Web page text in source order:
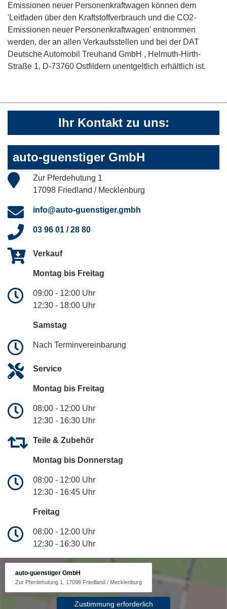
Emissionen neuer Personenkraftwagen können dem
'Leitfaden über den Kraftstoffverbrauch und die CO2-
Emissionen neuer Personenkraftwagen' entnommen
werden, der an allen Verkaufsstellen und bei der DAT
Deutsche Automobil Treuhand GmbH , Helmuth-Hirth-
Straße 1, D-73760 Ostfildern unentgeltlich erhältlich ist.
Ihr Kontakt zu uns:
auto-guenstiger GmbH
Zur Pferdehutung 1
17098 Friedland / Mecklenburg
info@auto-guenstiger.gmbh
03 96 01 / 28 80
Verkauf
Montag bis Freitag
09:00 - 12:00 Uhr
12:30 - 18:00 Uhr
Samstag
Nach Terminvereinbarung
Service
Montag bis Freitag
08:00 - 12:00 Uhr
12:30 - 16:30 Uhr
Teile & Zubehör
Montag bis Donnerstag
08:00 - 12:00 Uhr
12:30 - 16:45 Uhr
Freitag
08:00 - 12:00 Uhr
12:30 - 16:30 Uhr
auto-guenstiger GmbH
Zur Pferdehutung 1, 17098 Friedland / Mecklenburg
Zustimmung erforderlich